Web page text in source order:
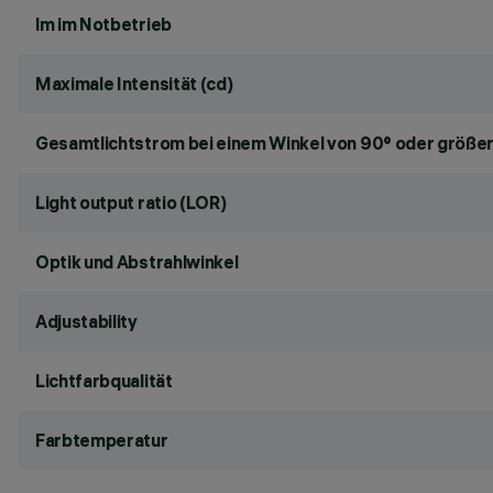
lm im Notbetrieb
Maximale Intensität (cd)
Gesamtlichtstrom bei einem Winkel von 90° oder
Light output ratio (LOR)
Optik und Abstrahlwinkel
Adjustability
Lichtfarbqualität
Farbtemperatur